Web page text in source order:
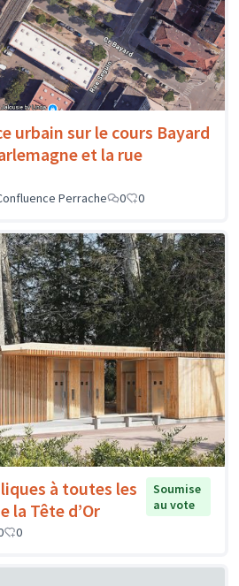
urbain sur le cours Bayard
et la rue
Perrache 0 0
à toutes les
la Tête d’Or
Soumise
au vote
0